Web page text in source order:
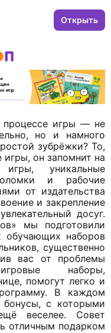
Открыть
процессе игры — не
но и намного
зубрёжки? То,
игры, он запомнит на
уникальные
и рабочие
от издательства
и закрепление
досуг.
мы подготовили
обучающих наборов
существенно
вас от проблемы
наборы,
помогут легко и
В каждом
бонусы, с которыми
веселее. Совет
отличным подарком